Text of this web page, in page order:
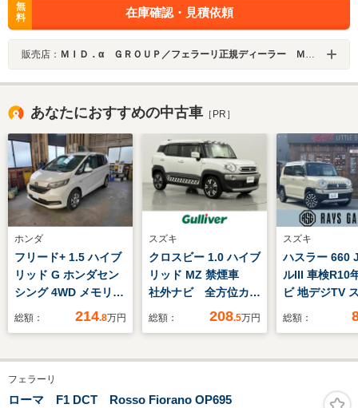
無
料
在庫確認・見積依頼
販売店： ＭＩＤ．α ＧＲＯＵＰ／フェラーリ正規ディーラー ＭＩＤ Ｓａｐｐｏｒｏ／株式会社ＭＩＤ ＡＬＦＡ
あなたにおすすめの中古車 ［PR］
ホンダ
フリード+ 1.5 ハイブ
リッド G ホンダセン
シング 4WD メモリー
ナビTV バックカメ
総額： 214.8万円
スズキ
クロスビー 1.0 ハイブ
リッド MZ 禁煙車
社外ナビ 全方位カメ
ラ バックカメラ ア
ドライト 前席シート
プアシスト フルセグ
総額： 208.5万円
スズキ
ハスラー 660
ルIII 車検R10
ビ 地デジTV
総額：
フェラーリ
ローマ F1 DCT Rosso Fiorano OP695